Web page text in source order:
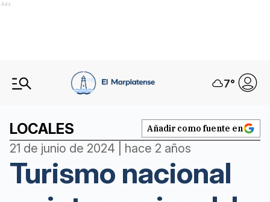
Ads
7°
LOCALES Añadir como fuente en
21 de junio de 2024 | hace 2 años
Turismo nacional